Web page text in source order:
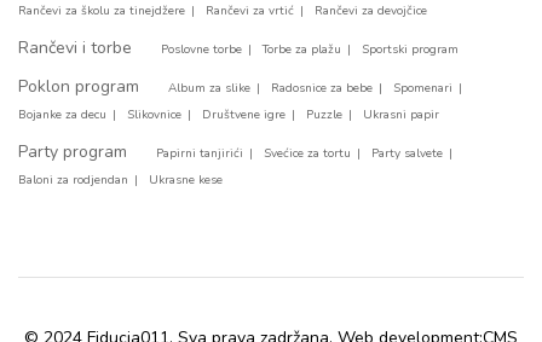
Rančevi za školu za tinejdžere
Rančevi za vrtić Rančevi za devojčice
Rančevi i torbe Poslovne torbe Torbe za plažu Sportski program
Poklon program Album za slike Radosnice za bebe
Spomenari
Bojanke za decu
Slikovnice Društvene igre Puzzle Ukrasni papir
Party program Papirni tanjirići Svećice za tortu
Party salvete
Baloni za rodjendan
Ukrasne kese